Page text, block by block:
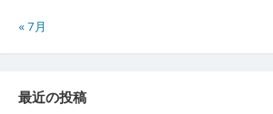
« 7月
最近の投稿